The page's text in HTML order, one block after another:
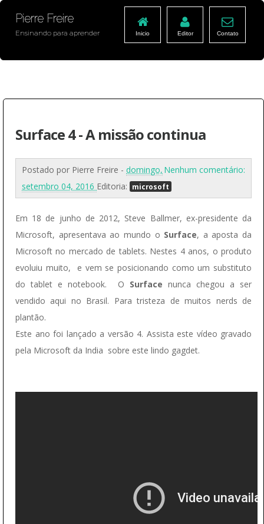
Pierre Freire
Ensinando para aprender Inicio Editor Contato
Surface 4 - A missão continua
Nenhum comentário:
Postado por Pierre Freire - domingo,
setembro 04, 2016 Editoria: microsoft
Em 18 de junho de 2012, Steve Ballmer, ex-presidente da
Microsoft, apresentava ao mundo o Surface, a aposta da
Microsoft no mercado de tablets. Nestes 4 anos, o produto
evoluiu muito, e vem se posicionando como um substituto
do tablet e notebook. O Surface nunca chegou a ser
vendido aqui no Brasil. Para tristeza de muitos nerds de
plantão.
Este ano foi lançado a versão 4. Assista este vídeo gravado
pela Microsoft da India sobre este lindo gagdet.